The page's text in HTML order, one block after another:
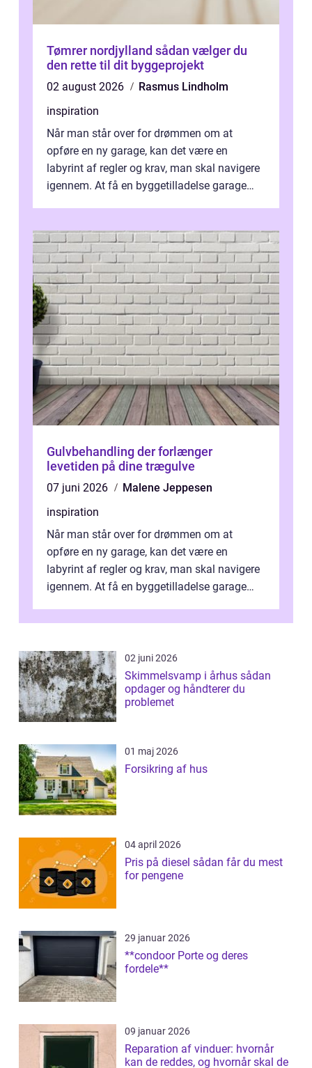
Tømrer nordjylland sådan vælger du
den rette til dit byggeprojekt
02 august 2026
Rasmus Lindholm
inspiration
Når man står over for drømmen om at
opføre en ny garage, kan det være en
labyrint af regler og krav, man skal navigere
igennem. At få en byggetilladelse garage
Gulvbehandling der forlænger
levetiden på dine trægulve
07 juni 2026
Malene Jeppesen
inspiration
Når man står over for drømmen om at
opføre en ny garage, kan det være en
labyrint af regler og krav, man skal navigere
igennem. At få en byggetilladelse garage
02 juni 2026
Skimmelsvamp i århus sådan
opdager og håndterer du
problemet
01 maj 2026
Forsikring af hus
04 april 2026
Pris på diesel sådan får du mest
for pengene
29 januar 2026
**condoor Porte og deres
fordele**
09 januar 2026
Reparation af vinduer: hvornår
kan de reddes, og hvornår skal de